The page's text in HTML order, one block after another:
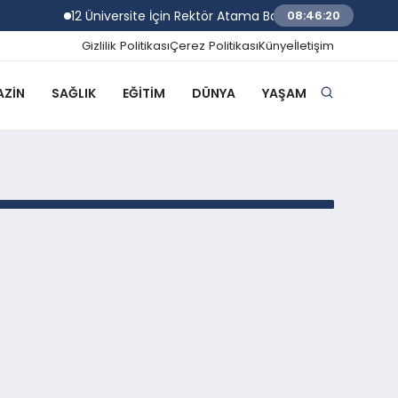
12 Üniversite İçin Rektör Atama Başvuruları Başlıyor
08:46:20
Gizlilik PolitikasıÇerez PolitikasıKünyeİletişim
SAĞLIK EĞITIM DÜNYA YAŞAM